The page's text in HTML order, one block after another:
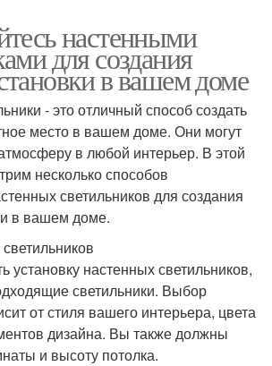
настенными
для создания
в вашем доме
- это отличный способ создать
место в вашем доме. Они могут
в любой интерьер. В этой
несколько способов
светильников для создания
в вашем доме.
установку настенных светильников,
светильники. Выбор
от стиля вашего интерьера, цвета
дизайна. Вы также должны
и высоту потолка.